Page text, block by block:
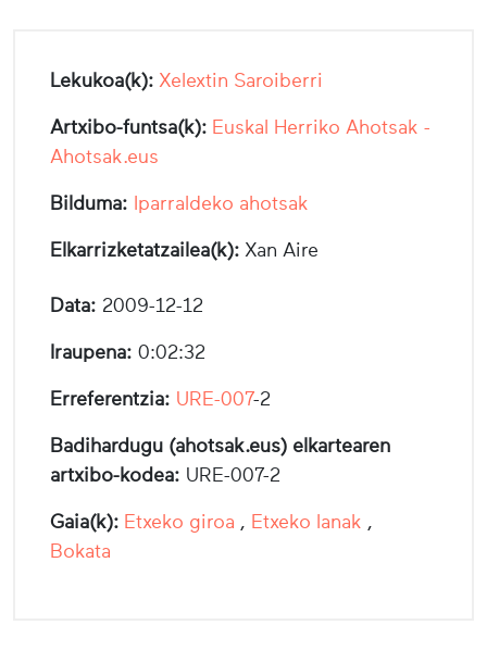
Lekukoa(k): Xelextin Saroiberri
Artxibo-funtsa(k): Euskal Herriko Ahotsak -
Ahotsak.eus
Bilduma: Iparraldeko ahotsak
Elkarrizketatzailea(k): Xan Aire
Data: 2009-12-12
Iraupena: 0:02:32
Erreferentzia: URE-007-2
Badihardugu (ahotsak.eus) elkartearen
artxibo-kodea: URE-007-2
Gaia(k): Etxeko giroa , Etxeko lanak ,
Bokata